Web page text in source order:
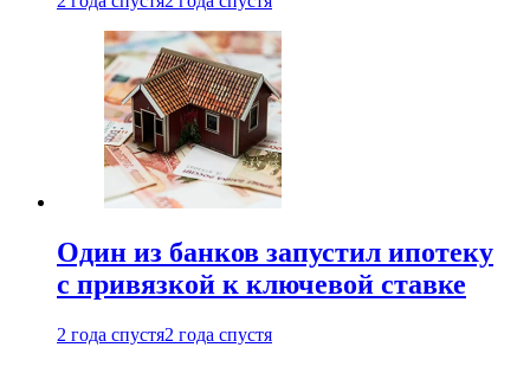
Один из банков запустил ипотеку
с привязкой к ключевой ставке
2 года спустя2 года спустя